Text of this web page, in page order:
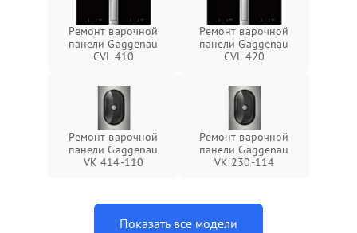
Ремонт варочной
панели Gaggenau
CVL 410
Ремонт варочной
панели Gaggenau
CVL 420
Ремонт варочной
панели Gaggenau
VK 414-110
Ремонт варочной
панели Gaggenau
VK 230-114
Показать все модели